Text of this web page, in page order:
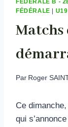
FÉDÉRALE |
Par Roger
Ce
qui